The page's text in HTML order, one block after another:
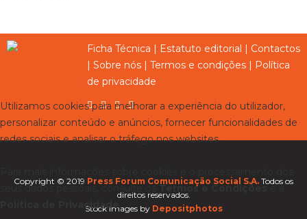
Ficha Técnica | Estatuto editorial | Contactos
| Sobre nós | Termos e condições | Política
de privacidade
Copyright © 2019 Press Forum Comunicação Social S.A. Todos os
direitos reservados.
Stock images by Depositphotos
Utilizamos cookies para melhorar a experiência do utilizador,
personalizar conteúdo e anúncios, fornecer funcionalidades de
redes sociais e analisar o tráfego nos websites.
seus dados pessoais, consulte osTermos e Condiçõese a
Política de Privacidade.